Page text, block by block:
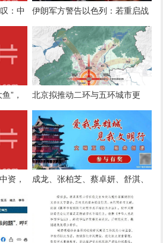
：中
伊朗军方警告以色列：若重启战
争将“承受严重后果”
”，
北京拟推动二环与五环城市更
新，国土空间近期规划草案征求
意见
资，
成龙、张柏芝、蔡卓妍、舒淇、
陈妍希、莫文蔚、霍汶希、严屹
宽、此沙等艺人悼念谢贤